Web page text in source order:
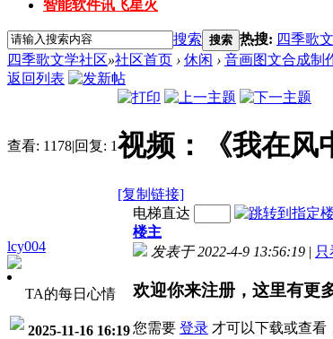
智能软件讯飞星火
搜索 搜索 热搜: 四季歌
四季歌文学社区»社区首页 › 休闲 › 音画图文合成制
返回列表
查看: 1178|回复: 1视频：《我在风
[复制链接]
lcy004
TA的每日心情
2025-11-16 16:19
电梯直达
楼主
发表于 2022-4-9 13:56:19 |
欢迎你来注册，这里有更
您需要 登录 才可以下载或查看